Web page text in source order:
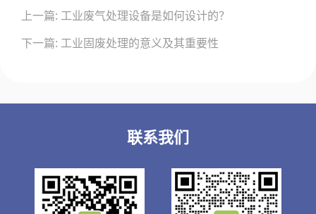
章
航
上一篇: 工业废气处理设备是如何设计的？
下一篇: 工业固废处理的意义及其重要性
联系我们